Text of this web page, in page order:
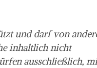
und darf von
inhaltlich nicht
ausschließlich,